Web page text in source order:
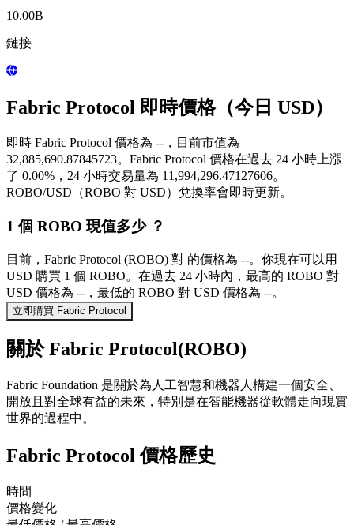
10.00B
鏈接
Fabric Protocol 即時價格（今日 USD）
即時 Fabric Protocol 價格為 --，目前市值為
32,885,690.87845723。Fabric Protocol 價格在過去 24 小時上漲
了 0.00%，24 小時交易量為 11,994,296.47127606。
ROBO/USD（ROBO 對 USD）兌換率會即時更新。
1 個 ROBO 現值多少 ？
目前，Fabric Protocol (ROBO) 對 的價格為 --。你現在可以用
USD 購買 1 個 ROBO。在過去 24 小時內，最高的 ROBO 對
USD 價格為 --，最低的 ROBO 對 USD 價格為 --。
立即購買 Fabric Protocol
關於 Fabric Protocol(ROBO)
Fabric Foundation 是關於為人工智慧和機器人構建一個安全、
開放且對全球有益的未來，特別是在智能機器從軟體走向現實
世界的過程中。
Fabric Protocol 價格歷史
時間
價格變化